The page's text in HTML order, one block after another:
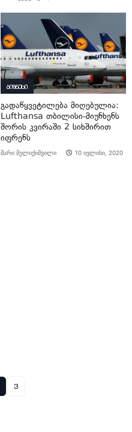
ბიზნესი
გადაწყვეტილება მიღებულია:
Lufthansa თბილისი-მიუნხენს
შორის კვირაში 2 სიხშირით
იფრენს
მარი მელიქიშვილი 10 ივლისი, 2020
3